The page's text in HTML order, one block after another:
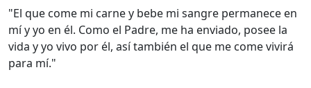
"El que come mi carne y bebe mi sangre permanece en
mí y yo en él. Como el Padre, me ha enviado, posee la
vida y yo vivo por él, así también el que me come vivirá
para mí."